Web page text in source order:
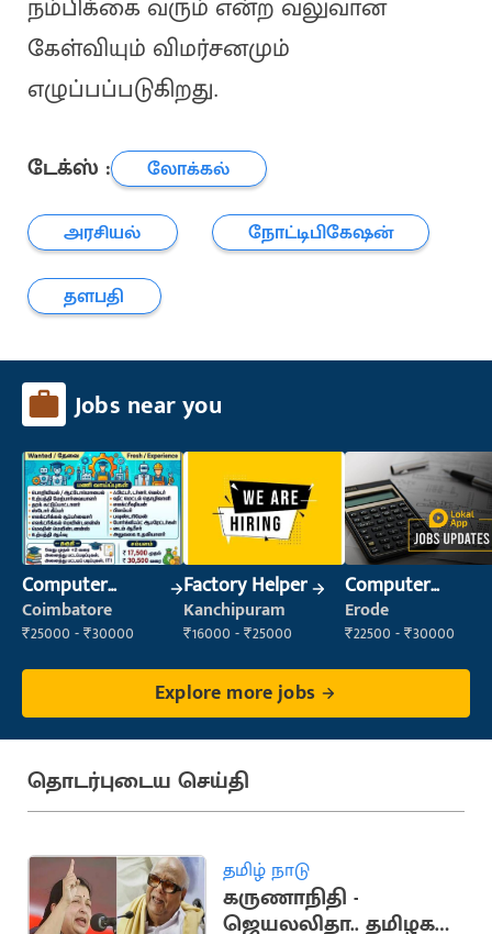
நம்பிக்கை வரும் என்ற வலுவான
கேள்வியும் விமர்சனமும்
எழுப்பப்படுகிறது.
டேக்ஸ் :
லோக்கல்
அரசியல்
நோட்டிபிகேஷன்
தளபதி
Jobs near you
Computer
Operator
Coimbatore
₹25000 - ₹30000
Factory Helper
Kanchipuram
₹16000 - ₹25000
Computer
Operator
Erode
₹22500 - ₹30000
Explore more jobs
தொடர்புடைய செய்தி
தமிழ் நாடு
கருணாநிதி -
ஜெயலலிதா.. தமிழக